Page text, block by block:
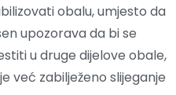
obalu, umjesto da
upozorava da bi se
u druge dijelove obale,
već zabilježeno slijeganje